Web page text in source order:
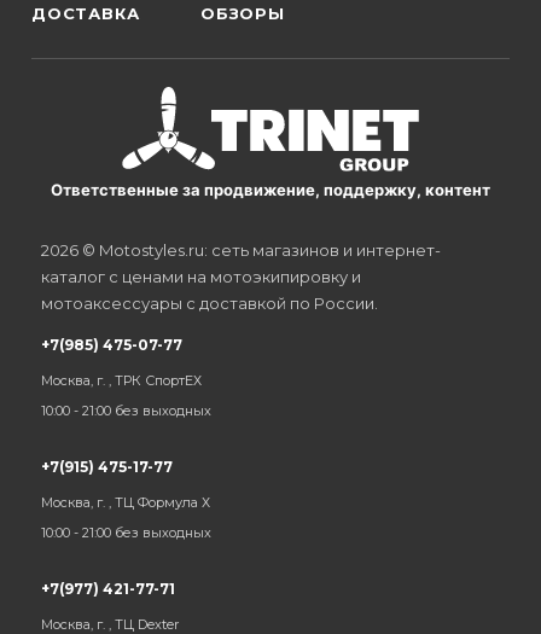
ДОСТАВКА ОБЗОРЫ
Ответственные за продвижение, поддержку, контент
2026 © Motostyles.ru: сеть магазинов и интернет-
каталог с ценами на мотоэкипировку и
мотоаксессуары с доставкой по России.
+7(985) 475-07-77
Москва, г. , ТРК СпортЕХ
10:00 - 21:00 без выходных
+7(915) 475-17-77
Москва, г. , ТЦ Формула Х
10:00 - 21:00 без выходных
+7(977) 421-77-71
Москва, г. , ТЦ Dexter